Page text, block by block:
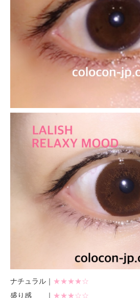
ナチュラル｜ ★★★★☆
盛り感 ｜ ★★★☆☆